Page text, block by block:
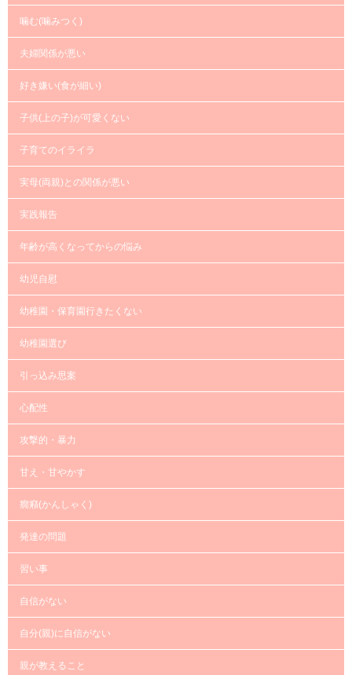
噛む(噛みつく)
夫婦関係が悪い
好き嫌い(食が細い)
子供(上の子)が可愛くない
子育てのイライラ
実母(両親)との関係が悪い
実践報告
年齢が高くなってからの悩み
幼児自慰
幼稚園・保育園行きたくない
幼稚園選び
引っ込み思案
心配性
攻撃的・暴力
甘え・甘やかす
癇癪(かんしゃく)
発達の問題
習い事
自信がない
自分(親)に自信がない
親が教えること